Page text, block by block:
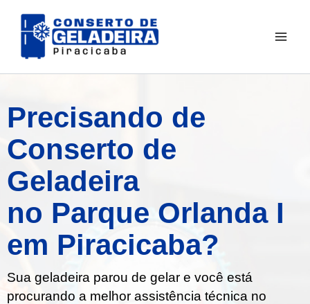
para
Precisando de
Conserto de
Geladeira
no Parque Orlanda I
em Piracicaba?
Sua geladeira parou de gelar e você está
procurando a melhor assistência técnica no